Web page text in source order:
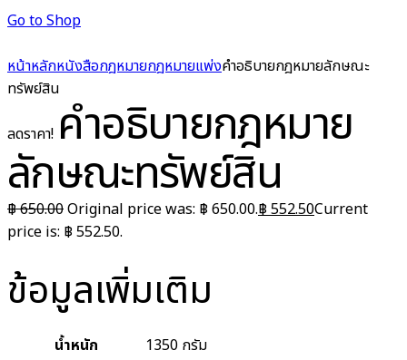
Go to Shop
หน้าหลักหนังสือกฎหมายกฎหมายแพ่งคำอธิบายกฎหมายลักษณะ
ทรัพย์สิน
ลดราคา! คำอธิบายกฎหมาย
ลักษณะทรัพย์สิน
฿650.00Original price was: ฿ 650.00.฿ 552.50Current
price is: ฿ 552.50.
ข้อมูลเพิ่มเติม
น้ำหนัก
1350 กรัม